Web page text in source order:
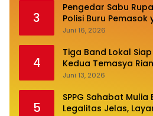
3
Pengedar Sabu
Polisi Buru Pemasok
Juni 16, 2026
4
Tiga Band Lokal
Kedua Temasya
Jalan Pembangunan
Juni 13, 2026
5
SPPG Sahabat
Legalitas Jelas,